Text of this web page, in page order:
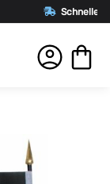
aus Deutschland